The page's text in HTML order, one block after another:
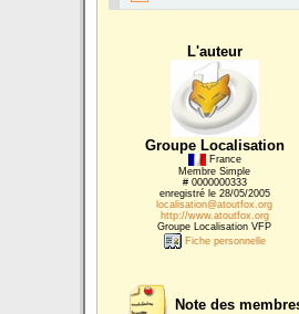
L'auteur
Groupe Localisation
France
Membre Simple
# 0000000333
enregistré le 28/05/2005
localisation@atoutfox.org
http://www.atoutfox.org
Groupe Localisation VFP
Fiche personnelle
Note des